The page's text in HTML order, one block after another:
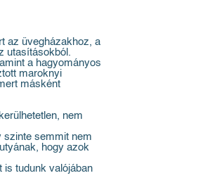
az üvegházakhoz, a
utasításokból.
a hagyományos
maroknyi
másként
nem
szinte semmit nem
hogy azok
is tudunk valójában